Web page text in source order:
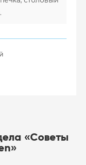
«Советы